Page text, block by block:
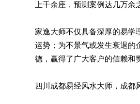
上千余座，预测案例达几万余
家逸大师不仅具备深厚的易学
运势；为不景气或发生衰退的
德，赢得了广大客户的信赖和
四川成都易经风水大师，成都